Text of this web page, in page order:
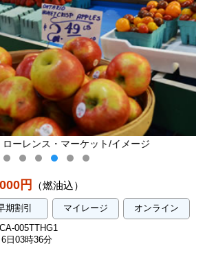
ーレンス・マーケット/イメージ
円 （燃油込）
期割引 マイレージ
オンライン
005TTHG1
日03時36分